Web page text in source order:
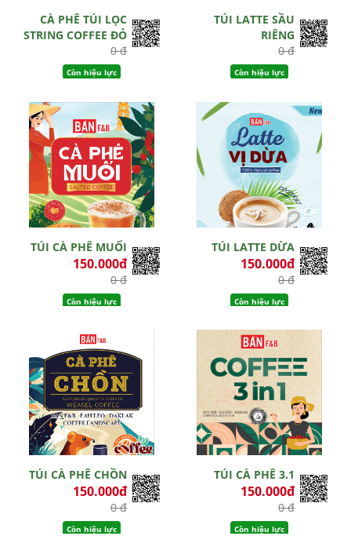
CÀ PHÊ TÚI LỌC
STRING COFFEE ĐỎ
0 đ
Còn hiệu lực
TÚI LATTE SẦU
RIÊNG
0 đ
Còn hiệu lực
TÚI CÀ PHÊ MUỐI
150.000đ
0 đ
Còn hiệu lực
TÚI LATTE DỪA
150.000đ
0 đ
Còn hiệu lực
TÚI CÀ PHÊ CHỒN
150.000đ
0 đ
Còn hiệu lực
TÚI CÀ PHÊ 3.1
150.000đ
0 đ
Còn hiệu lực